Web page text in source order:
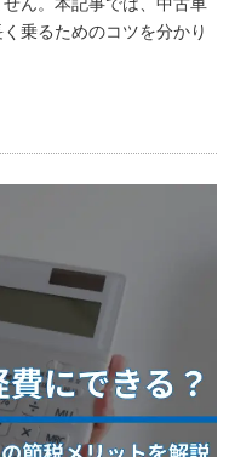
乗るためのコツを分かり